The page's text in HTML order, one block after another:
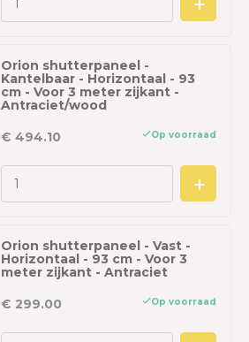
Orion shutterpaneel -
Kantelbaar - Horizontaal - 93
cm - Voor 3 meter zijkant -
Antraciet/wood
€ 494.10
Op voorraad
Orion shutterpaneel - Vast -
Horizontaal - 93 cm - Voor 3
meter zijkant - Antraciet
€ 299.00
Op voorraad